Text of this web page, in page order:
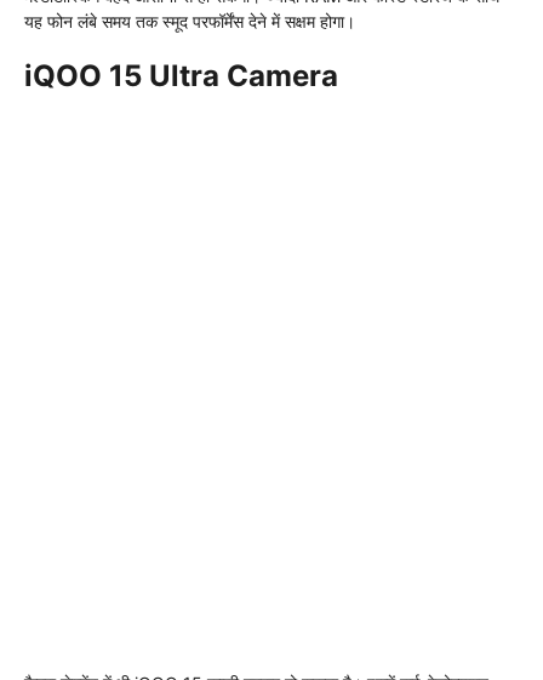
यह फोन लंबे समय तक स्मूद परफॉर्मेंस देने में सक्षम होगा।
iQOO 15 Ultra Camera